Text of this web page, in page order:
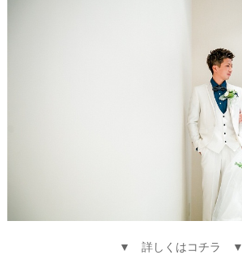
▼ 詳しくはコチラ ▼